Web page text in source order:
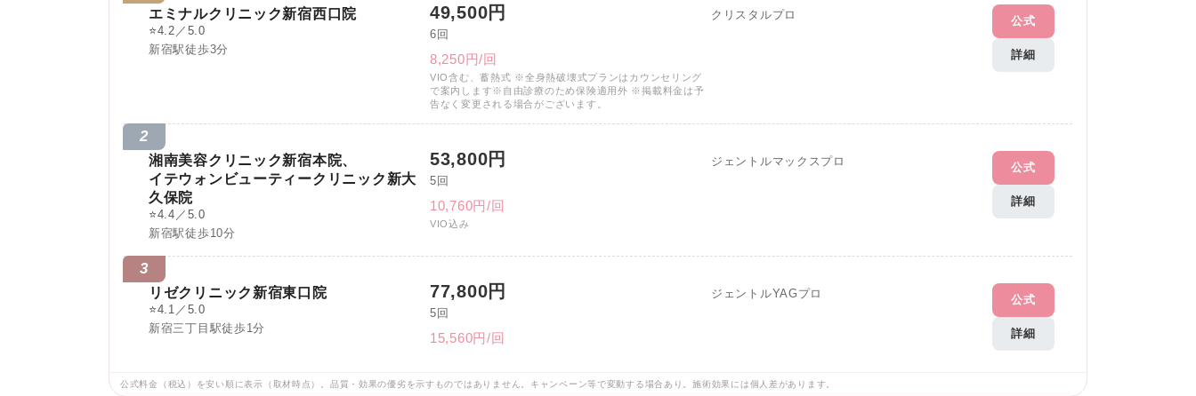
エミナルクリニック新宿西口院
⭐4.2／5.0
新宿駅徒歩3分
49,500円
6回
8,250円/回
VIO含む、蓄熱式 ※全身熱破壊式プランはカウンセリング
で案内します※自由診療のため保険適用外 ※掲載料金は予
告なく変更される場合がございます。
クリスタルプロ 公式
詳細
2
湘南美容クリニック新宿本院、
イテウォンビューティークリニック新大
久保院
⭐4.4／5.0
新宿駅徒歩10分
53,800円
5回
10,760円/回
VIO込み
ジェントルマックスプロ 公式
詳細
3
リゼクリニック新宿東口院
⭐4.1／5.0
新宿三丁目駅徒歩1分
77,800円
5回
15,560円/回
ジェントルYAGプロ 公式
詳細
公式料金（税込）を安い順に表示（取材時点）。品質・効果の優劣を示すものではありません。キャンペーン等で変動する場合あり。施術効果には個人差があります。